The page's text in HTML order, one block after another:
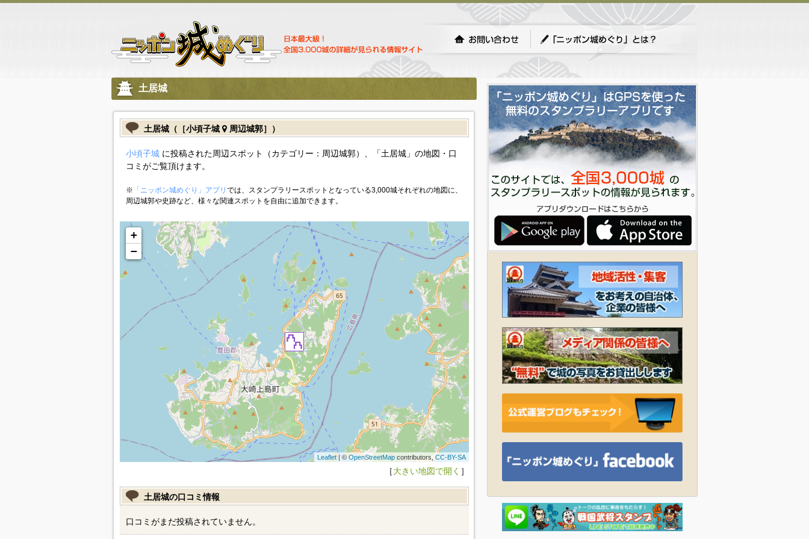
土居城
土居城（［小頃子城 周辺城郭］）
小頃子城に投稿された周辺スポット（カテゴリー：周辺城郭）、「土居城」の地図・口
コミがご覧頂けます。
※ 「ニッポン城めぐり」アプリ では、スタンプラリースポットとなっている3,000城それぞれの地図に、
周辺城郭や史跡など、様々な関連スポットを自由に追加できます。
+
−
Leaflet| ©OpenStreetMapcontributors,CC-BY-SA
［大きい地図で開く ］
土居城の口コミ情報
口コミがまだ投稿されていません。